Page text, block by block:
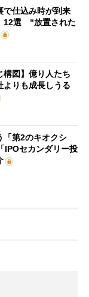
で仕込み時が到来
12選 “放置された
構図】億り人たち
よりも成長しうる
「第2のキオクシ
IPOセカンダリー投